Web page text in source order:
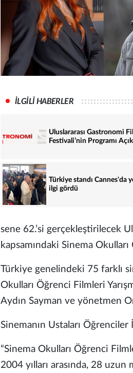
İLGİLİ HABERLER
Uluslararası Gastronomi
Festivali’nin Programı
Türkiye standı Cannes'da
ilgi gördü
sene 62.’si gerçekleştirilecek
kapsamındaki Sinema Okulları
Türkiye genelindeki 75 farklı
Okulları Öğrenci Filmleri
Aydın Sayman ve yönetmen
Sinemanın Ustaları
“Sinema Okulları Öğrenci
2004 yılları arasında, 28